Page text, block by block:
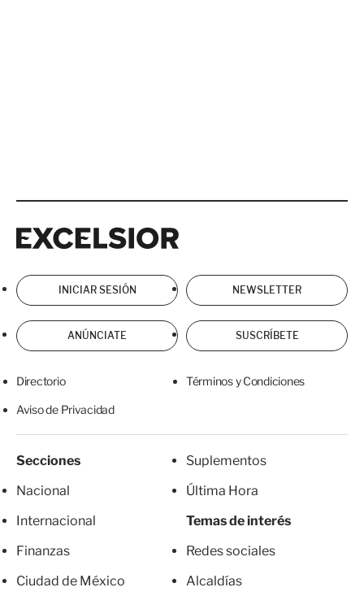
INICIAR SESIÓN NEWSLETTER
ANÚNCIATE SUSCRÍBETE
Directorio Términos y Condiciones
Aviso de Privacidad
Secciones
Nacional
Internacional
Finanzas
Ciudad de México
Suplementos
Última Hora
Temas de interés
Redes sociales
Alcaldías